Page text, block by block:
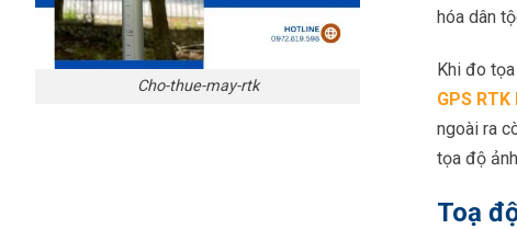
Cho-thue-may-rtk
hóa dân
Khi đo
GPS
ngoài ra
tọa độ
Toạ